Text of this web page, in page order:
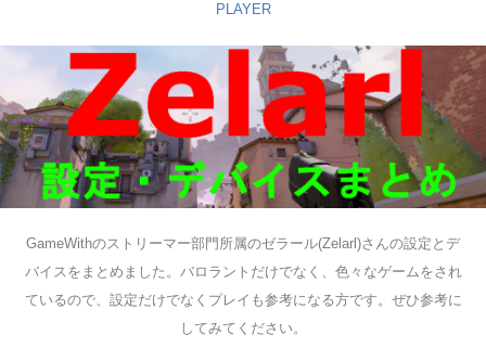
PLAYER
GameWithのストリーマー部門所属のゼラール(Zelarl)さんの設定とデ
バイスをまとめました。バロラントだけでなく、色々なゲームをされ
ているので、設定だけでなくプレイも参考になる方です。ぜひ参考に
してみてください。